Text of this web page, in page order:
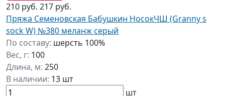
210 руб. 217 руб.
Пряжа Семеновская Бабушкин НосокЧШ (Granny s
sock W) №380 меланж серый
По составу: шерсть 100%
Вес, г: 100
Длина, м: 250
В наличии: 13 шт
шт